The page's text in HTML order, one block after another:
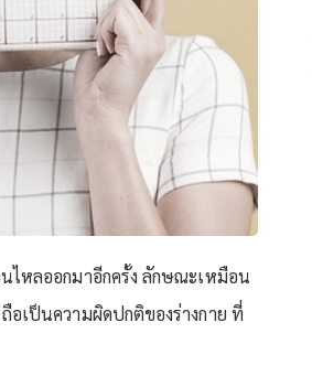
ไหลออกมาอีกครั้ง ลักษณะเหมือน
อเป็นความผิดปกติของร่างกาย ที่